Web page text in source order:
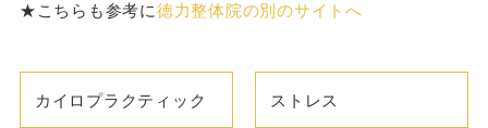
★こちらも参考に徳力整体院の別のサイトへ
カイロプラクティック ストレス